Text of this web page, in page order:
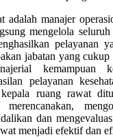
adalah manajer
mengelola
pelayanan
jabatan yang cukup
kemampuan
pelayanan
ruang rawat
dan
menjadi efektif dan